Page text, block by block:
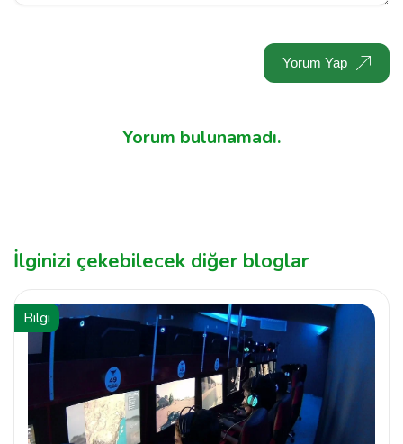
Yorum Yap
Yorum bulunamadı.
İlginizi çekebilecek diğer bloglar
Bilgi